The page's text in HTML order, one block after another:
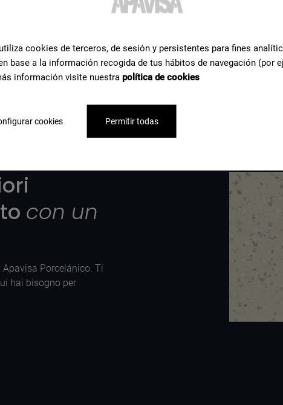
completa
con un
Porcelánico. Ti
hai bisogno per
cookies de terceros, de sesión y persistentes para fines
base a la información recogida de tus hábitos de navegación (por
información visite nuestra política de cookies
cookies Permitir todas